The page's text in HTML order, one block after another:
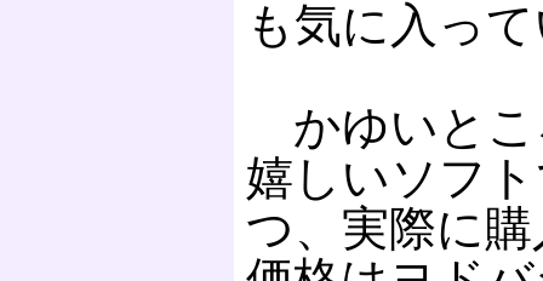
も気に入っ
かゆいとこ
嬉しいソフ
つ、実際に